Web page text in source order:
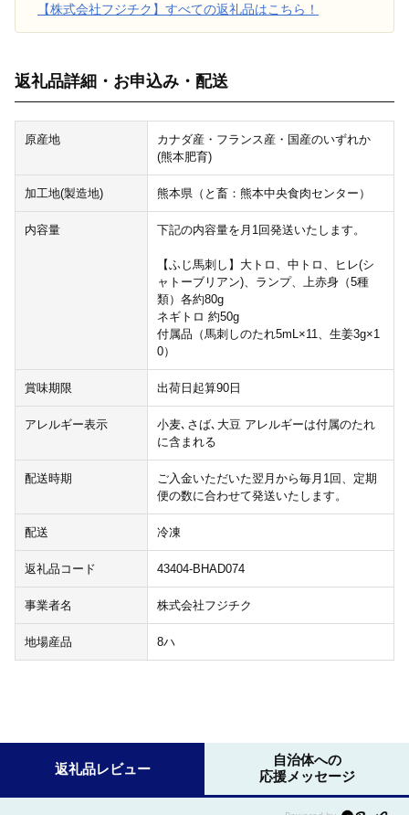
【株式会社フジチク】すべての返礼品はこちら！
返礼品詳細・お申込み・配送
原産地
カナダ産・フランス産・国産のいずれか
(熊本肥育)
加工地(製造地) 熊本県（と畜：熊本中央食肉センター）
内容量 下記の内容量を月1回発送いたします。
【ふじ馬刺し】大トロ、中トロ、ヒレ(シ
ャトーブリアン)、ランプ、上赤身（5種
類）各約80g
ネギトロ 約50g
付属品（馬刺しのたれ5mL×11、生姜3g×1
0）
賞味期限 出荷日起算90日
アレルギー表示
小麦､さば､大豆 アレルギーは付属のたれ
に含まれる
配送時期
ご入金いただいた翌月から毎月1回、定期
便の数に合わせて発送いたします。
配送 冷凍
返礼品コード 43404-BHAD074
事業者名 株式会社フジチク
地場産品 8ハ
返礼品レビュー
自治体への
応援メッセージ